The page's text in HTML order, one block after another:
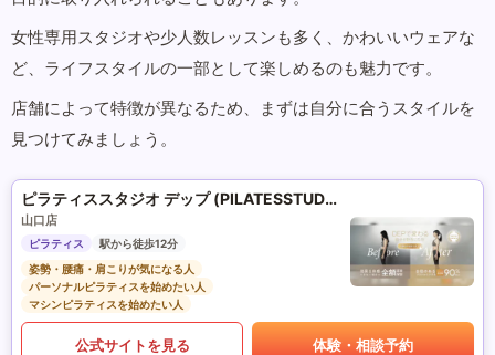
女性専用スタジオや少人数レッスンも多く、かわいいウェアな
ど、ライフスタイルの一部として楽しめるのも魅力です。
店舗によって特徴が異なるため、まずは自分に合うスタイルを
見つけてみましょう。
ピラティススタジオ デップ (PILATESSTUDIO DEP)
山口店
ピラティス
駅から徒歩12分
姿勢・腰痛・肩こりが気になる人
パーソナルピラティスを始めたい人
マシンピラティスを始めたい人
公式サイトを見る 体験・相談予約